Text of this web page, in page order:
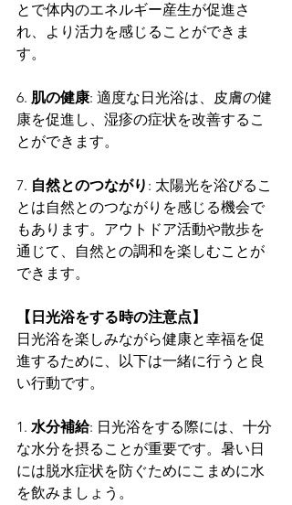
とで体内のエネルギー産生が促進さ
れ、より活力を感じることができま
す。
6. 肌の健康: 適度な日光浴は、皮膚の健
康を促進し、湿疹の症状を改善するこ
とができます。
7. 自然とのつながり : 太陽光を浴びるこ
とは自然とのつながりを感じる機会で
もあります。アウトドア活動や散歩を
通じて、自然との調和を楽しむことが
できます。
【日光浴をする時の注意点】
日光浴を楽しみながら健康と幸福を促
進するために、以下は一緒に行うと良
い行動です。
1. 水分補給: 日光浴をする際には、十分
な水分を摂ることが重要です。暑い日
には脱水症状を防ぐためにこまめに水
を飲みましょう。